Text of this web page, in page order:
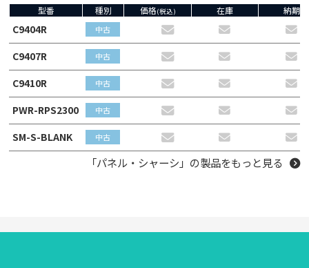
型番 種別 価格(税込) 在庫 納期
C9404R 中古
C9407R 中古
C9410R 中古
PWR-RPS2300 中古
SM-S-BLANK 中古
「パネル・シャーシ」の製品をもっと見る